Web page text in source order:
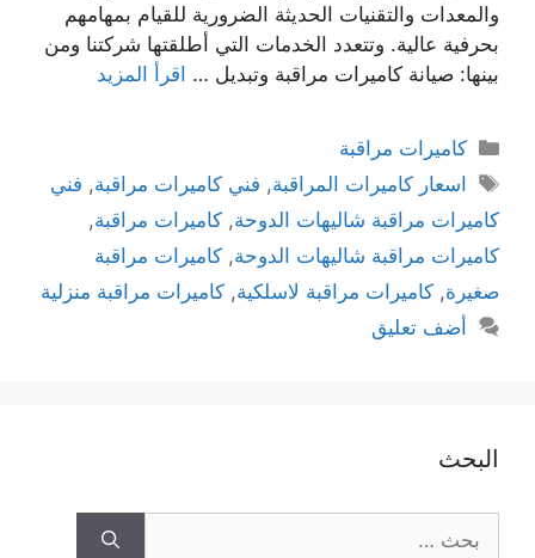
والمعدات والتقنيات الحديثة الضرورية للقيام بمهامهم
بحرفية عالية. وتتعدد الخدمات التي أطلقتها شركتنا ومن
بينها: صيانة كاميرات مراقبة وتبديل … اقرأ المزيد
كاميرات مراقبة
اسعار كاميرات المراقبة, فني كاميرات مراقبة, فني
كاميرات مراقبة شاليهات الدوحة, كاميرات مراقبة,
كاميرات مراقبة شاليهات الدوحة, كاميرات مراقبة
صغيرة, كاميرات مراقبة لاسلكية, كاميرات مراقبة منزلية
أضف تعليق
البحث